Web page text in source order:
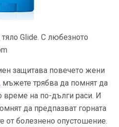
Glide. С любезното
защитава повечето жени
мъжете трябва да помнят да
време на по-дълги раси. И
да предпазват горната
от болезнено опустошение.